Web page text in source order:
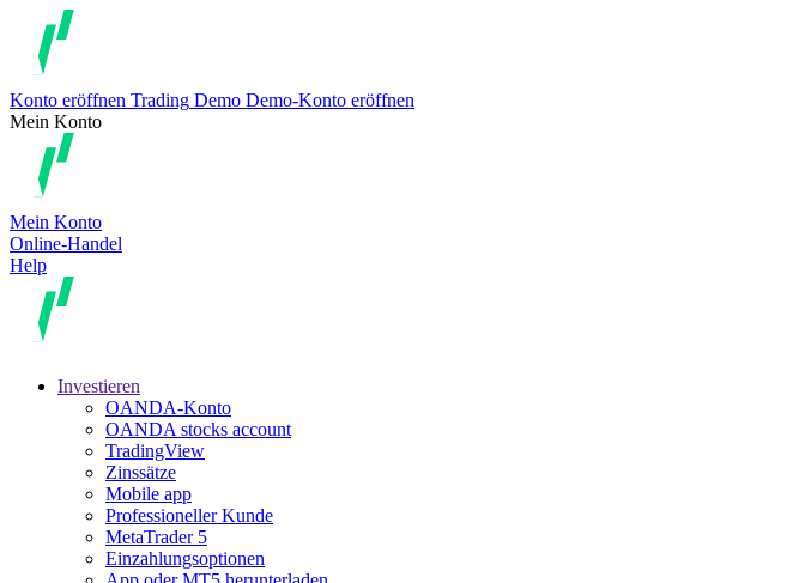
Konto eröffnen Trading Demo Demo-Konto eröffnen
Mein Konto
Mein Konto
Online-Handel
Help
Investieren
OANDA-Konto
OANDA stocks account
TradingView
Zinssätze
Mobile app
Professioneller Kunde
MetaTrader 5
Einzahlungsoptionen